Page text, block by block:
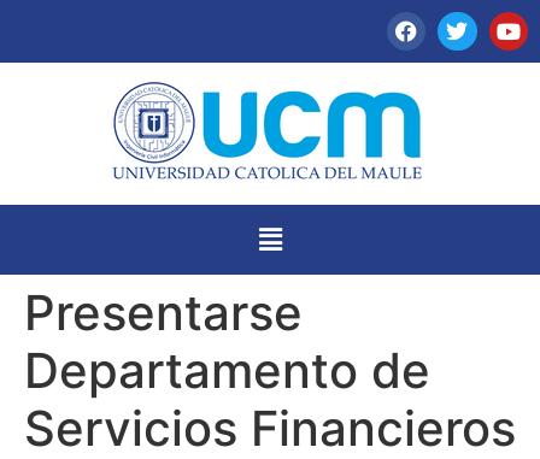
Presentarse
Departamento de
Servicios Financieros